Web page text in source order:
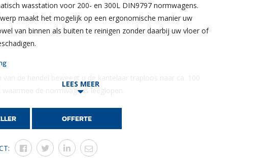
wasstation voor 200- en 300L DIN9797 normwagens.
maakt het mogelijk op een ergonomische manier uw
van binnen als buiten te reinigen zonder daarbij uw vloer of
waarmee de normwagens leeglopen.
uw afvalwater.
uit roestvaststaal en voorzien van bescherming over de
maakt het mogelijk ook het station zelf te reinigen met hoge
LEES MEER
OFFERTE